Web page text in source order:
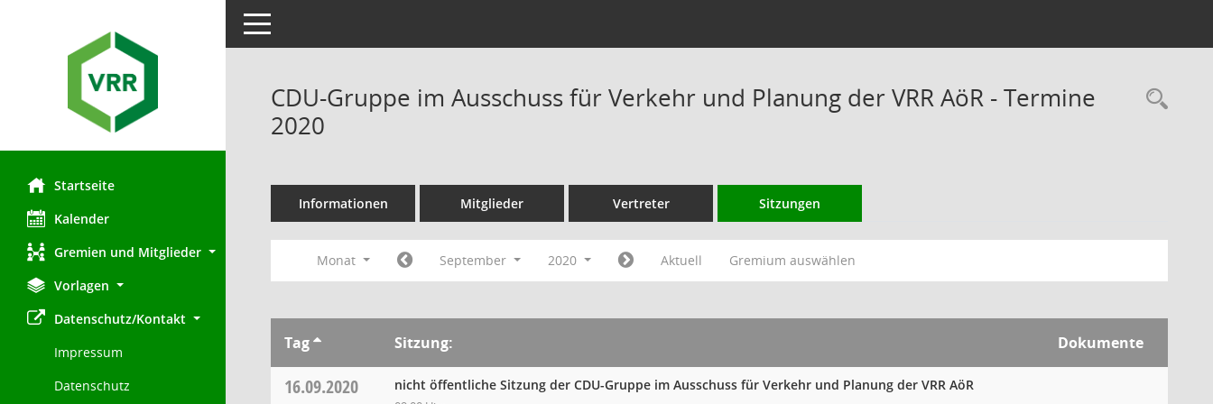
Startseite
Kalender
Gremien und Mitglieder
Vorlagen
Datenschutz/Kontakt
Impressum
Datenschutz
Toggle navigation
CDU-Gruppe im Ausschuss für Verkehr und Planung der VRR AöR - Termine
2020
Informationen Mitglieder Vertreter Sitzungen
Monat September 2020 Aktuell Gremium auswählen
Tag Sitzung: Dokumente
16.09.2020 nicht öffentliche Sitzung der CDU-Gruppe im Ausschuss für Verkehr und Planung der VRR AöR